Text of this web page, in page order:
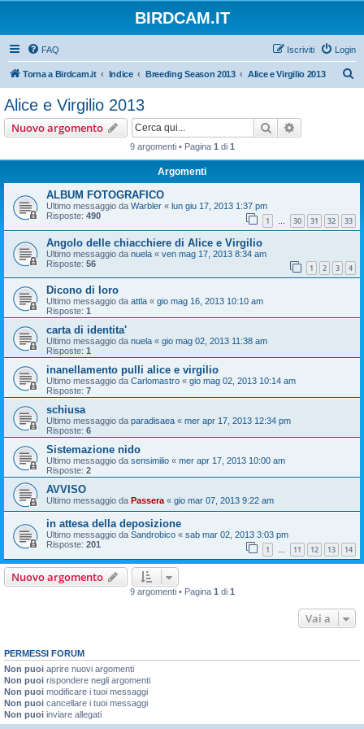
BIRDCAM.IT
FAQ Login
Iscriviti
Torna a Birdcam.it Indice Breeding Season 2013 Alice e Virgilio 2013
Alice e Virgilio 2013
Nuovo argomento Cerca
9 argomenti • Pagina 1 di 1
Argomenti
ALBUM FOTOGRAFICO
Ultimo messaggio da Warbler « lun giu 17, 2013 1:37 pm
Risposte: 490 1 … 30 31 32 33
Angolo delle chiacchiere di Alice e Virgilio
Ultimo messaggio da nuela « ven mag 17, 2013 8:34 am
Risposte: 56 1 2 3 4
Dicono di loro
Ultimo messaggio da attla « gio mag 16, 2013 10:10 am
Risposte: 1
carta di identita'
Ultimo messaggio da nuela « gio mag 02, 2013 11:38 am
Risposte: 1
inanellamento pulli alice e virgilio
Ultimo messaggio da Carlomastro « gio mag 02, 2013 10:14 am
Risposte: 7
schiusa
Ultimo messaggio da paradisaea « mer apr 17, 2013 12:34 pm
Risposte: 6
Sistemazione nido
Ultimo messaggio da sensimilio « mer apr 17, 2013 10:00 am
Risposte: 2
AVVISO
Ultimo messaggio da Passera « gio mar 07, 2013 9:22 am
in attesa della deposizione
Ultimo messaggio da Sandrobico « sab mar 02, 2013 3:03 pm
Risposte: 201 1 … 11 12 13 14
Nuovo argomento
9 argomenti • Pagina 1 di 1
Vai a
PERMESSI FORUM
Non puoi aprire nuovi argomenti
Non puoi rispondere negli argomenti
Non puoi modificare i tuoi messaggi
Non puoi cancellare i tuoi messaggi
Non puoi inviare allegati